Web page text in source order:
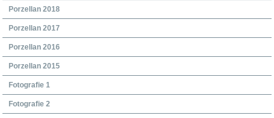
Porzellan 2018
Porzellan 2017
Porzellan 2016
Porzellan 2015
Fotografie 1
Fotografie 2